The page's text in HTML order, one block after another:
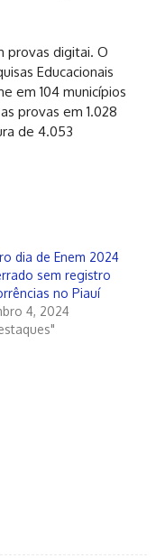
provas digitai. O
Educacionais
em 104 municípios
provas em 1.028
de 4.053
dia de Enem 2024
sem registro
no Piauí
4, 2024